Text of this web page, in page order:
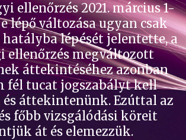
ellenőrzés 2021. március 1-
lépő változása ugyan csak
lépését jelentette, a
ellenőrzés megváltozott
áttekintéséhez azonban
fél tucat jogszabályt kell
áttekintenünk. Ezúttal az
főbb vizsgálódási köreit
át és elemezzük.